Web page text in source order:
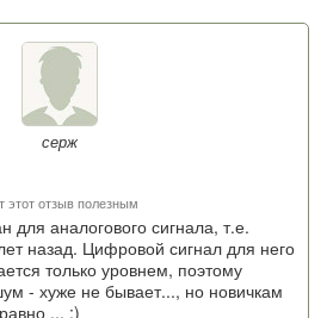
серж
этот отзыв полезным
для аналогового сигнала, т.е.
назад. Цифровой сигнал для него
только уровнем, поэтому
- хуже не бывает..., но новичкам
... :)